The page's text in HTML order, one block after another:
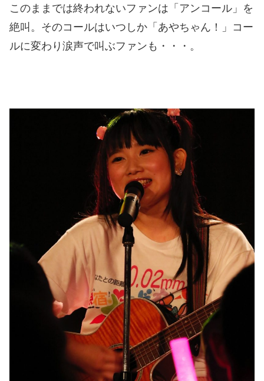
このままでは終われないファンは「アンコール」を
絶叫。そのコールはいつしか「あやちゃん！」コー
ルに変わり涙声で叫ぶファンも・・・。